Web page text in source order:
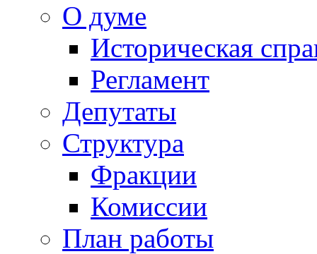
О думе
Историческая
Регламент
Депутаты
Структура
Фракции
Комиссии
План работы